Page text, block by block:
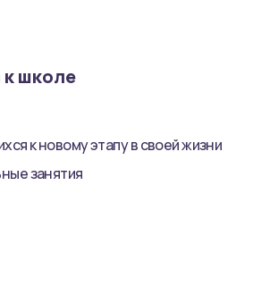
к школе
к новому этапу в своей жизни
занятия